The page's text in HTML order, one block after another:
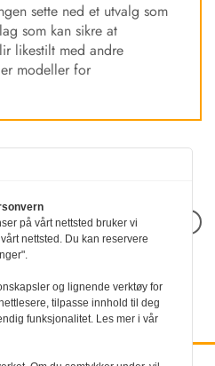
sette ned et utvalg som
som kan sikre at
likestilt med andre
modeller for
Neste artikkel
på vårt nettsted bruker vi
nettsted. Du kan reservere
og lignende verktøy for
tilpasse innhold til deg
funksjonalitet. Les mer i vår